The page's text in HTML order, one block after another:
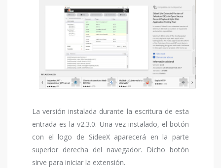
La versión instalada durante la escritura de esta
entrada es la v2.3.0. Una vez instalado, el botón
con el logo de SideeX aparecerá en la parte
superior derecha del navegador. Dicho botón
sirve para iniciar la extensión.